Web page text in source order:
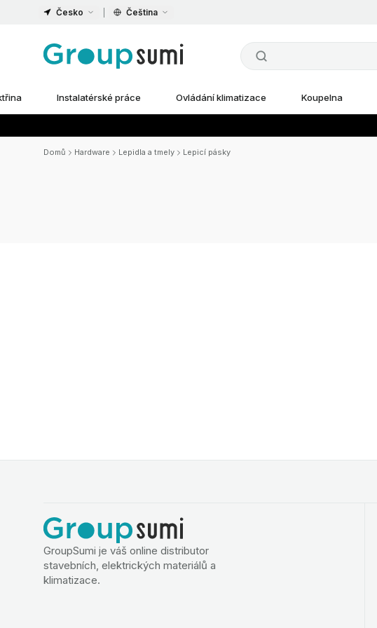
Česko Čeština
Instalatérské práce Ovládání klimatizace Koupelna
Domů Hardware Lepidla a tmely Lepicí pásky
GroupSumi je váš online distributor
stavebních, elektrických materiálů a
klimatizace.